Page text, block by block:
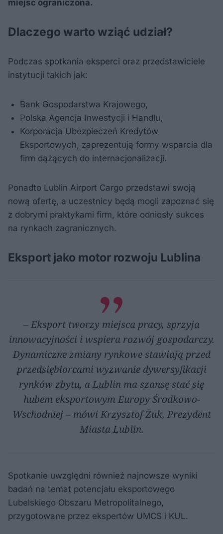
miejsc ograniczona.
Dlaczego warto wziąć udział?
Podczas spotkania eksperci oraz przedstawiciele
instytucji takich jak:
Bank Gospodarstwa Krajowego,
Polska Agencja Inwestycji i Handlu,
Korporacja Ubezpieczeń Kredytów
Eksportowych, zaprezentują formy wsparcia dla
firm dążących do internacjonalizacji.
Ponadto Lublin Airport Cargo przedstawi swoją
nową ofertę, a uczestnicy będą mogli zapoznać się
z dobrymi praktykami firm, które odniosły sukces
na rynkach zagranicznych.
Eksport jako motor rozwoju Lublina
– Eksport tworzy miejsca pracy, sprzyja
innowacyjności i wspiera rozwój gospodarczy.
Dynamiczne zmiany rynkowe stawiają przed
przedsiębiorcami wyzwanie dywersyfikacji
rynków zbytu, a Lublin ma szansę stać się
hubem eksportowym Europy Środkowo-
Wschodniej – mówi Krzysztof Żuk, Prezydent
Miasta Lublin.
Spotkanie uwzględni również najnowsze wyniki
badań na temat potencjału eksportowego
Lubelskiego Obszaru Metropolitalnego,
przygotowane przez ekspertów UMCS i KUL.